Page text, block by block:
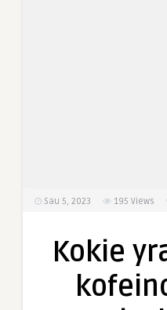
Sau 5, 2023 195 Views
Kokie